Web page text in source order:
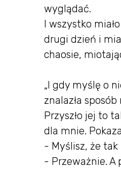
wyglądać.
I wszystko
drugi dzień i
chaosie,
„I gdy myślę o
znalazła
Przyszło jej to
dla mnie.
- Myślisz, że
- Przeważnie. A